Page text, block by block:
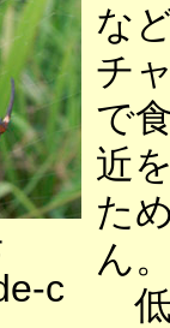
c
な
チ
で
近
た
ん
低